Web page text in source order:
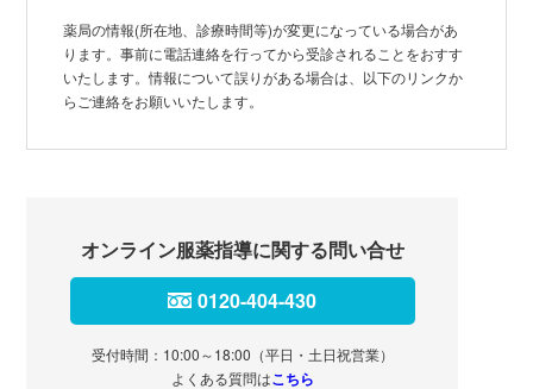
薬局の情報(所在地、診療時間等)が変更になっている場合があ
ります。事前に電話連絡を行ってから受診されることをおすす
いたします。情報について誤りがある場合は、以下のリンクか
らご連絡をお願いいたします。
オンライン服薬指導に関する問い合せ
0120-404-430
受付時間：10:00～18:00（平日・土日祝営業）
よくある質問はこちら